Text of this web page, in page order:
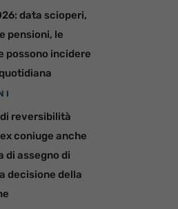
data scioperi,
pensioni, le
possono incidere
reversibilità
coniuge anche
di assegno di
decisione della